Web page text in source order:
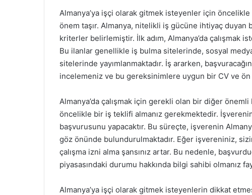
Almanya’ya işçi olarak gitmek isteyenler için
önem taşır. Almanya, nitelikli iş gücüne ihtiyaç duyan
kriterler belirlemiştir. İlk adım, Almanya’da çalışmak
Bu ilanlar genellikle iş bulma sitelerinde, sosyal
sitelerinde yayımlanmaktadır. İş ararken,
incelemeniz ve bu gereksinimlere uygun bir CV ve ön
Almanya’da çalışmak için gerekli olan bir diğer
öncelikle bir iş teklifi almanız gerekmektedir.
başvurusunu yapacaktır. Bu süreçte, işverenin
göz önünde bulundurulmaktadır. Eğer işvereniniz,
çalışma izni alma şansınız artar. Bu nedenle,
piyasasındaki durumu hakkında bilgi sahibi olmanız
Almanya’ya işçi olarak gitmek isteyenlerin dikkat